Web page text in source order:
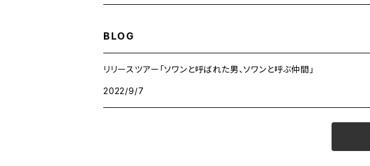
BLOG
リリースツアー「ソワンと呼ばれた男、ソワンと呼ぶ仲間」
2022/9/7